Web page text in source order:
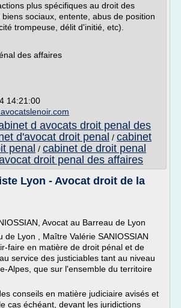
plus spécifiques au droit des
sociaux, entente, abus de position
trompeuse, délit d'initié, etc).
des affaires
14:21:00
d avocats droit penal des
d'avocat droit penal / cabinet
penal / cabinet de droit penal
droit penal des affaires
Lyon - Avocat droit de la
Avocat au Barreau de Lyon
de Lyon , Maître Valérie SANIOSSIAN
faire en matière de droit pénal et de
service des justiciables tant au niveau
Alpes, que sur l'ensemble du territoire
conseils en matière judiciaire avisés et
cas échéant, devant les juridictions